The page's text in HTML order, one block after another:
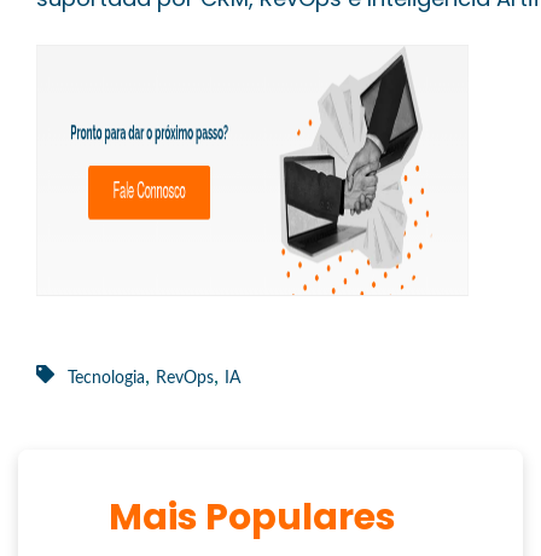
Tecnologia, RevOps, IA
Mais Populares